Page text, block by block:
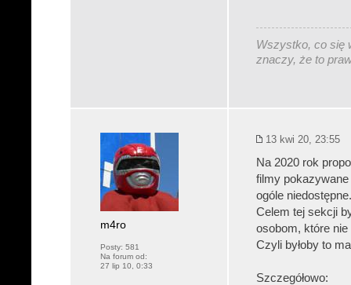
Wszystko, co się
znaczy, że to
m4ro
Posty: 581
Na forum od:
27 lip 10, 0:33
13 kwi 20, 23:55
Na 2020 rok
filmy pokazywane
ogóle
Celem tej sekcji
osobom, które
Czyli byłoby to
Szczegółowo: